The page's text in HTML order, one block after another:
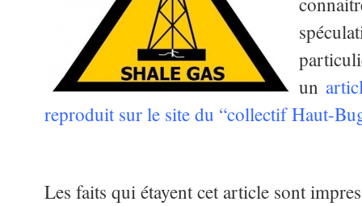
un
reproduit sur le site du “collectif Haut-
Les faits qui étayent cet article sont